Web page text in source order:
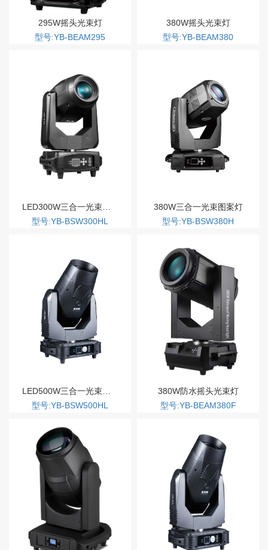
295W摇头光束灯
型号:YB-BEAM295
380W摇头光束灯
型号:YB-BEAM380
LED300W三合一光束图案灯
型号:YB-BSW300HL
380W三合一光束图案灯
型号:YB-BSW380H
LED500W三合一光束图案灯
型号:YB-BSW500HL
380W防水摇头光束灯
型号:YB-BEAM380F